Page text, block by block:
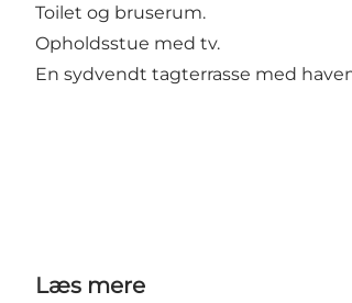
Toilet og bruserum.
Opholdsstue med tv.
En sydvendt tagterrasse med
Læs mere